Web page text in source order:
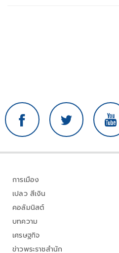
การเมือง
เปลว สีเงิน
คอลัมนิสต์
บทความ
เศรษฐกิจ
ข่าวพระราชสำนัก